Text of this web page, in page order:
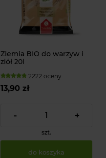
Ziemia BIO do warzyw i
ziół 20l
2222 oceny
13,90 zł
- +
szt.
do koszyka